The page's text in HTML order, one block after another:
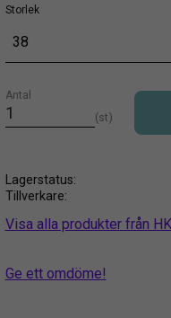
Storlek
38
Antal
st
Lagerstatus
Tillverkare
Visa alla produkter från
Ge ett omdöme!